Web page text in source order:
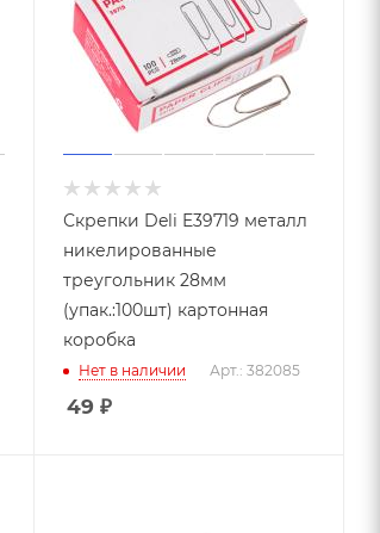
Скрепки Deli E39719 металл
никелированные
треугольник 28мм
(упак.:100шт) картонная
коробка
Нет в наличии Арт.: 382085
49 ₽